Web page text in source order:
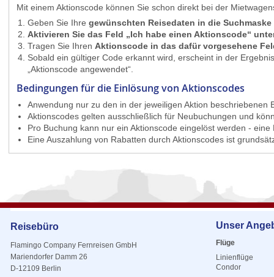
Mit einem Aktionscode können Sie schon direkt bei der
Geben Sie Ihre gewünschten Reisedaten in die Suchmaske
Aktivieren Sie das Feld „Ich habe einen Aktionscode“
Tragen Sie Ihren Aktionscode in das dafür vorgesehene
Sobald ein gültiger Code erkannt wird, erscheint in der
„Aktionscode angewendet“.
Bedingungen für die Einlösung von Aktionscodes
Anwendung nur zu den in der jeweiligen Aktion
Aktionscodes gelten ausschließlich für Neubuchungen und
Pro Buchung kann nur ein Aktionscode eingelöst werden -
Eine Auszahlung von Rabatten durch Aktionscodes ist
Reisebüro
Flamingo Company Fernreisen GmbH
Mariendorfer Damm 26
D-12109 Berlin
Unser
Flüge
Linienflüge
Condor